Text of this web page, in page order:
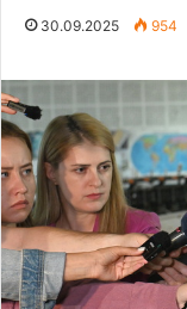
30.09.2025 954